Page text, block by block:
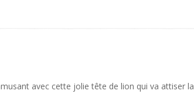
avec cette jolie tête de lion qui va attiser la